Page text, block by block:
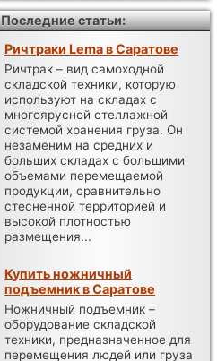
Последние статьи:
Ричтраки Lema в Саратове
Ричтрак – вид самоходной
складской техники, которую
используют на складах с
многоярусной стеллажной
системой хранения груза. Он
незаменим на средних и
больших складах с большими
объемами перемещаемой
продукции, сравнительно
стесненной территорией и
высокой плотностью
размещения...
Купить ножничный
подъемник в Саратове
Ножничный подъемник –
оборудование складской
техники, предназначенное для
перемещения людей или груза